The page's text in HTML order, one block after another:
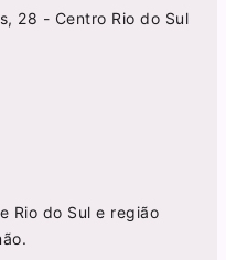
28 - Centro Rio do Sul
Rio do Sul e região